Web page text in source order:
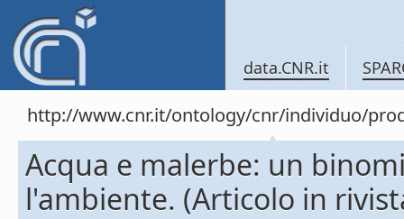
data.CNR.it
http://www.cnr.it/ontology/cnr/individuo/
Acqua e malerbe: un
l'ambiente. (Articolo in